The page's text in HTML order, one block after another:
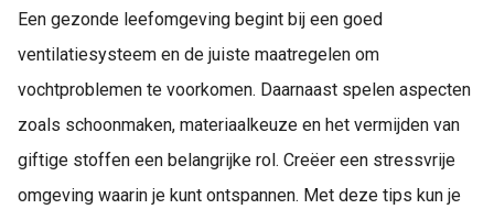
Een gezonde leefomgeving begint bij een goed
ventilatiesysteem en de juiste maatregelen om
vochtproblemen te voorkomen. Daarnaast spelen aspecten
zoals schoonmaken, materiaalkeuze en het vermijden van
giftige stoffen een belangrijke rol. Creëer een stressvrije
omgeving waarin je kunt ontspannen. Met deze tips kun je